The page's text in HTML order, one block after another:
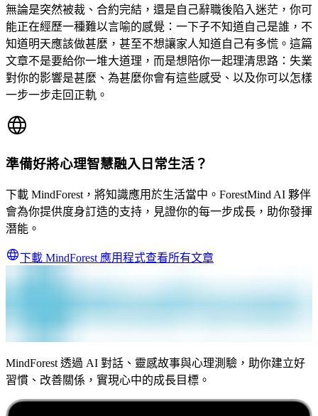
無論是突然被裁、合約完結，還是自己辭職後陷入迷茫，你可
能正在經歷一種難以言喻的感覺：一下子不知道自己是誰，不
知道明天應該做甚麼，甚至不想讓家人知道自己有多慌。這篇
文章不是要給你一堆大道理，而是想陪你一起理清思路：失業
對你的影響是甚麼、為甚麼你會有這些感受、以及你可以怎樣
一步一步走回正軌。
準備好將心理智慧融入日常生活？
下載 MindForest，將知識應用於生活當中。ForestMind AI 夥伴
會為你提供度身訂造的支持，見證你的每一步成長，助你發揮
潛能。
下載 MindForest 應用程式查看所有文章
MindForest 透過 AI 對話、靈感故事與心理測驗，助你建立好
習慣、改善關係，實現心中的成長目標。